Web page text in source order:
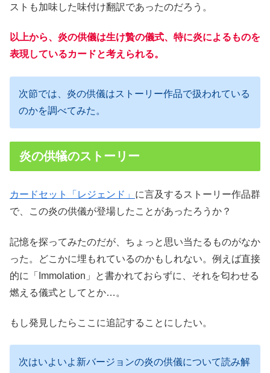
ストも加味した味付け翻訳であったのだろう。
以上から、炎の供儀は生け贄の儀式、特に炎によるものを
表現しているカードと考えられる。
次節では、炎の供儀はストーリー作品で扱われている
のかを調べてみた。
炎の供犠のストーリー
カードセット「レジェンド」 に言及するストーリー作品群
で、この炎の供儀が登場したことがあったろうか？
記憶を探ってみたのだが、ちょっと思い当たるものがなか
った。どこかに埋もれているのかもしれない。例えば直接
的に「Immolation」と書かれておらずに、それを匂わせる
燃える儀式としてとか…。
もし発見したらここに追記することにしたい。
次はいよいよ新バージョンの炎の供儀について読み解